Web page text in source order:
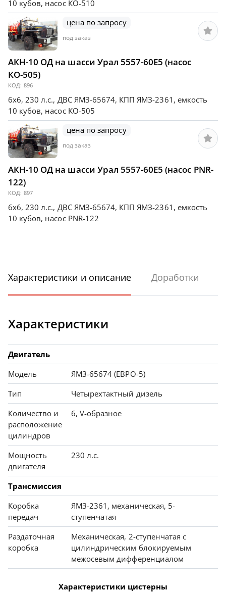
10 кубов, насос КО-510
АКН-10 ОД на шасси Урал 5557-60Е5 (насос
КО-505)
КОД: 896
6х6, 230 л.с., ДВС ЯМЗ-65674, КПП ЯМЗ-2361, емкость
10 кубов, насос КО-505
цена по запросу
под заказ
АКН-10 ОД на шасси Урал 5557-60Е5 (насос PNR-
122)
КОД: 897
6х6, 230 л.с., ДВС ЯМЗ-65674, КПП ЯМЗ-2361, емкость
10 кубов, насос PNR-122
цена по запросу
под заказ
Характеристики и описание Доработки
Характеристики
Двигатель
Модель
ЯМЗ-65674 (ЕВРО-5)
Тип
Четырехтактный дизель
Количество и
расположение
цилиндров
6, V-образное
Мощность
двигателя
230 л.с.
Трансмиссия
Коробка
передач
ЯМЗ-2361, механическая, 5-
ступенчатая
Раздаточная
коробка
Механическая, 2-ступенчатая с
цилиндрическим блокируемым
межосевым дифференциалом
Характеристики цистерны